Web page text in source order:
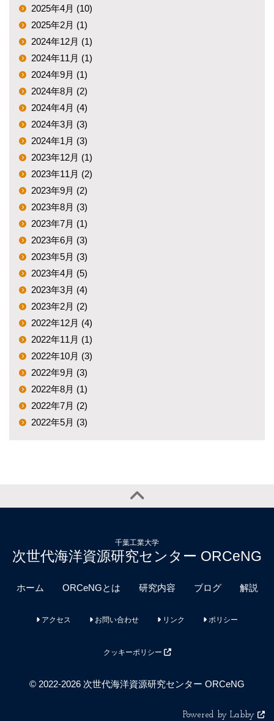
2025年4月 (10)
2025年2月 (1)
2024年12月 (1)
2024年11月 (1)
2024年9月 (1)
2024年8月 (2)
2024年4月 (4)
2024年3月 (3)
2024年1月 (3)
2023年12月 (1)
2023年11月 (2)
2023年9月 (2)
2023年8月 (3)
2023年7月 (1)
2023年6月 (3)
2023年5月 (3)
2023年4月 (5)
2023年3月 (4)
2023年2月 (2)
2022年12月 (4)
2022年11月 (1)
2022年10月 (3)
2022年9月 (3)
2022年8月 (1)
2022年7月 (2)
2022年5月 (3)
千葉工業大学
次世代海洋資源研究センター ORCeNG
ホーム ORCeNGとは 研究内容 ブログ 解説
アクセス お問い合わせ リンク ポリシー
クッキーポリシー
© 2022-2026 次世代海洋資源研究センター ORCeNG
Powered by Labby